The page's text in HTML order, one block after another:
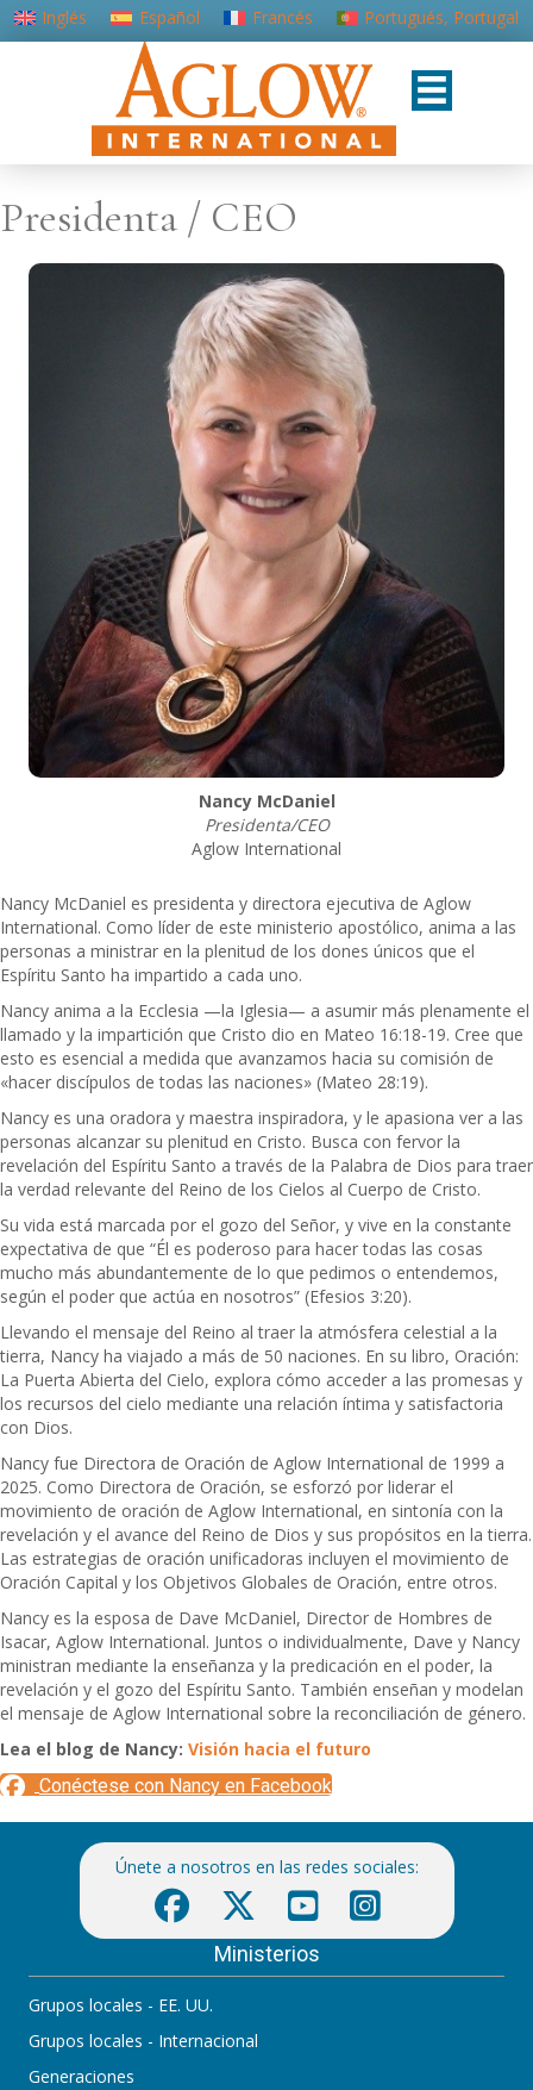
Inglés Español Francés Portugués, Portugal
Presidenta / CEO
Nancy McDaniel es presidenta y directora ejecutiva de Aglow
International. Como líder de este ministerio apostólico, anima a las
personas a ministrar en la plenitud de los dones únicos que el
Espíritu Santo ha impartido a cada uno.
Nancy anima a la Ecclesia —la Iglesia— a asumir más plenamente el
llamado y la impartición que Cristo dio en Mateo 16:18-19. Cree que
esto es esencial a medida que avanzamos hacia su comisión de
«hacer discípulos de todas las naciones» (Mateo 28:19).
Nancy es una oradora y maestra inspiradora, y le apasiona ver a las
personas alcanzar su plenitud en Cristo. Busca con fervor la
revelación del Espíritu Santo a través de la Palabra de Dios para traer
la verdad relevante del Reino de los Cielos al Cuerpo de Cristo.
Su vida está marcada por el gozo del Señor, y vive en la constante
expectativa de que “Él es poderoso para hacer todas las cosas
mucho más abundantemente de lo que pedimos o entendemos,
según el poder que actúa en nosotros” (Efesios 3:20).
Llevando el mensaje del Reino al traer la atmósfera celestial a la
tierra, Nancy ha viajado a más de 50 naciones. En su libro, Oración:
La Puerta Abierta del Cielo, explora cómo acceder a las promesas y
los recursos del cielo mediante una relación íntima y satisfactoria
con Dios.
Nancy fue Directora de Oración de Aglow International de 1999 a
2025. Como Directora de Oración, se esforzó por liderar el
movimiento de oración de Aglow International, en sintonía con la
revelación y el avance del Reino de Dios y sus propósitos en la tierra.
Las estrategias de oración unificadoras incluyen el movimiento de
Oración Capital y los Objetivos Globales de Oración, entre otros.
Nancy es la esposa de Dave McDaniel, Director de Hombres de
Isacar, Aglow International. Juntos o individualmente, Dave y Nancy
ministran mediante la enseñanza y la predicación en el poder, la
revelación y el gozo del Espíritu Santo. También enseñan y modelan
el mensaje de Aglow International sobre la reconciliación de género.
Lea el blog de Nancy: Visión hacia el futuro
Conéctese con Nancy en Facebook
Nancy McDaniel
Presidenta/CEO
Aglow International
Únete a nosotros en las redes sociales:
Ministerios
Grupos locales - EE. UU.
Grupos locales - Internacional
Generaciones